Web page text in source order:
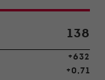
138
+632
+0,71